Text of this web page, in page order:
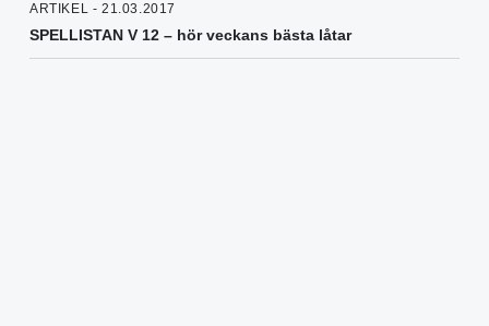
ARTIKEL - 21.03.2017
SPELLISTAN V 12 – hör veckans bästa låtar